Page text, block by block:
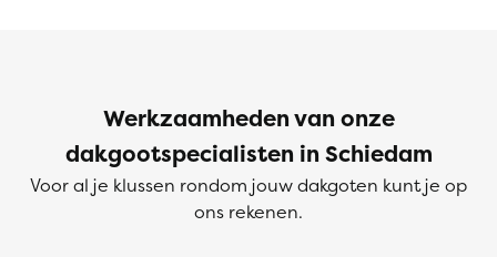
Werkzaamheden van onze
dakgootspecialisten in Schiedam
Voor al je klussen rondom jouw dakgoten kunt je op
ons rekenen.